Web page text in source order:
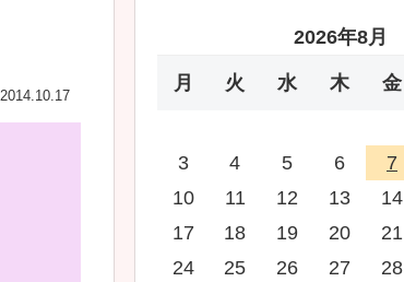
2014.10.17
2026年8月
月 火 水 木 金
3
4 5 6 7
10
11 12 13 14
17
18 19 20 21
24
25 26 27 28